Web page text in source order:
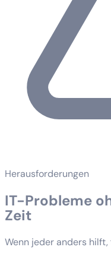
Herausforderungen
IT-Probleme
Zeit
Wenn jeder anders